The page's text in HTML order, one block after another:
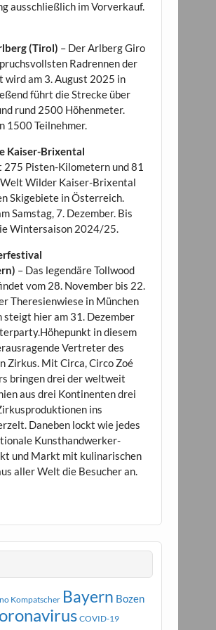
ausschließlich im Vorverkauf.
(Tirol) – Der Arlberg Giro
Radrennen der
wird am 3. August 2025 in
führt die Strecke über
rund 2500 Höhenmeter.
1500 Teilnehmer.
Kaiser-Brixental
275 Pisten-Kilometern und 81
Wilder Kaiser-Brixental
Skigebiete in Österreich.
Samstag, 7. Dezember. Bis
Wintersaison 2024/25.
– Das legendäre Tollwood
vom 28. November bis 22.
Theresienwiese in München
hier am 31. Dezember
in diesem
Vertreter des
Zirkus. Mit Circa, Circo Zoé
bringen drei der weltweit
aus drei Kontinenten drei
ins
Daneben lockt wie jedes
Kunsthandwerker-
und Markt mit kulinarischen
aller Welt die Besucher an.
Kompatscher Bayern Bozen
COVID-19